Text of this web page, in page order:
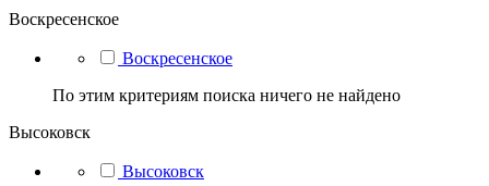
Воскресенское
Воскресенское
По этим критериям поиска ничего не найдено
Высоковск
Высоковск